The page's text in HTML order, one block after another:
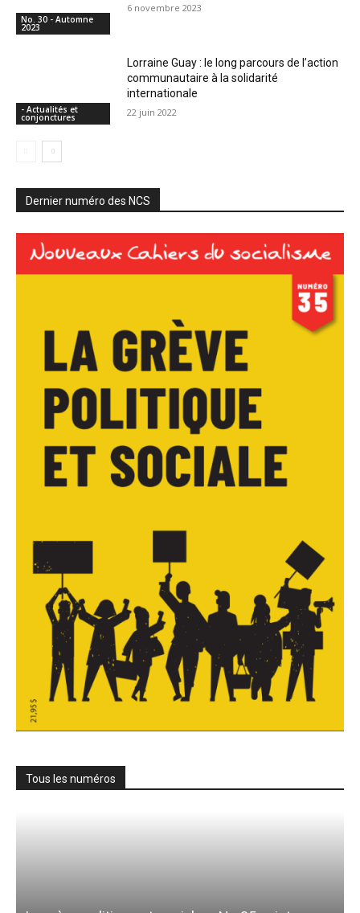
No. 30 - Automne
2023
6 novembre 2023
- Actualités et
conjonctures
Lorraine Guay : le long parcours de l’action
communautaire à la solidarité
internationale
22 juin 2022
Dernier numéro des NCS
Tous les numéros